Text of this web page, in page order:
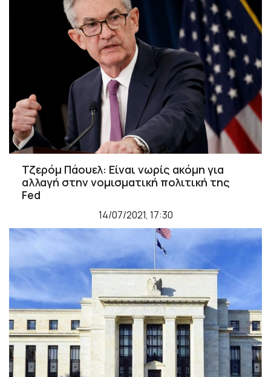
Τζερόμ Πάουελ: Είναι νωρίς ακόμη για
αλλαγή στην νομισματική πολιτική της
Fed
14/07/2021, 17:30